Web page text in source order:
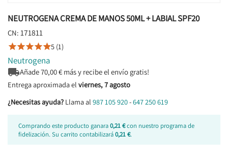
NEUTROGENA CREMA DE MANOS 50ML + LABIAL SPF20
CN: 171811
5 (1)
Neutrogena
Añade70,00€ más y recibe el envío gratis!
Entrega aproximada el viernes, 7 agosto
¿Necesitas ayuda? Llama al 987 105 920-647 250 619
Comprando este producto ganara0,21 €con nuestro programa de
fidelización. Su carrito contabilizará0,21 €.